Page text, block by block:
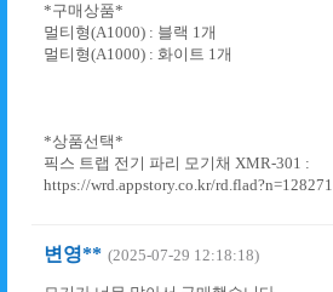
*구매상품*
멀티형(A1000) : 블랙 1개
멀티형(A1000) : 화이트 1개
*상품선택*
픽스 트랩 전기 파리 모기채 XMR-301 :
https://wrd.appstory.co.kr/rd.flad?n=128271
변영** (2025-07-29 12:18:18)